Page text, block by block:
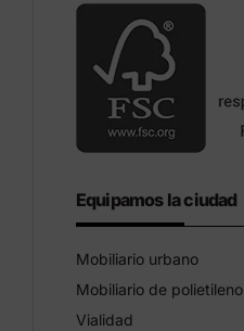
Equipamos la ciudad
Mobiliario urbano
Mobiliario de polietileno
Vialidad